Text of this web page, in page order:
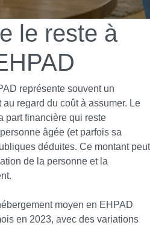
le reste à
représente souvent un
regard du coût à assumer. Le
part financière qui reste
âgée (et parfois sa
déduites. Ce montant peut
de la personne et la
moyen en EHPAD
en 2023, avec des variations